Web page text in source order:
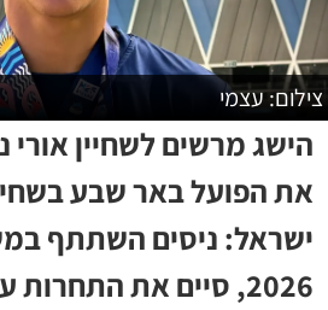
צילום: עצמי
הישג מרשים לשחיין אורי
את הפועל באר שבע
ישראל: ניסים השתתף
2026, סיים את